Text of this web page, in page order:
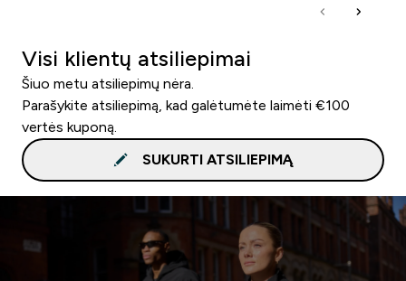
Visi klientų atsiliepimai
Šiuo metu atsiliepimų nėra.
Parašykite atsiliepimą, kad galėtumėte laimėti €100
vertės kuponą.
SUKURTI ATSILIEPIMĄ